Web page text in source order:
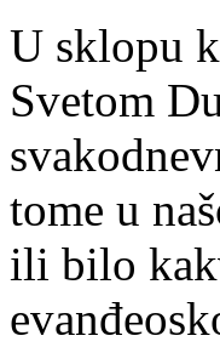
U sklopu
Svetom
tome u
ili bilo